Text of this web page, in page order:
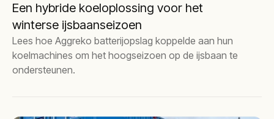
Een hybride koeloplossing voor het
winterse ijsbaanseizoen
Lees hoe Aggreko batterijopslag koppelde aan hun
koelmachines om het hoogseizoen op de ijsbaan te
ondersteunen.